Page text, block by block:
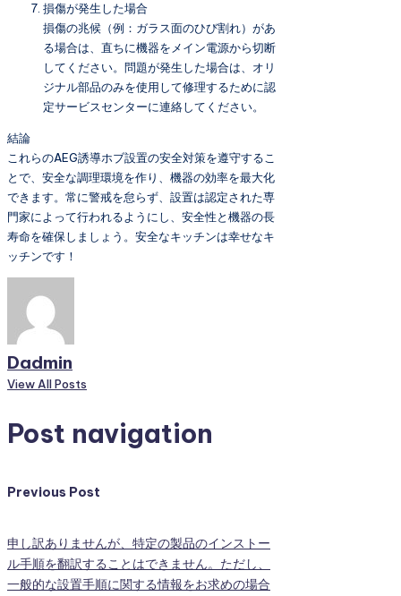
損傷が発生した場合
損傷の兆候（例：ガラス面のひび割れ）があ
る場合は、直ちに機器をメイン電源から切断
してください。問題が発生した場合は、オリ
ジナル部品のみを使用して修理するために認
定サービスセンターに連絡してください。
結論
これらのAEG誘導ホブ設置の安全対策を遵守するこ
とで、安全な調理環境を作り、機器の効率を最大化
できます。常に警戒を怠らず、設置は認定された専
門家によって行われるようにし、安全性と機器の長
寿命を確保しましょう。安全なキッチンは幸せなキ
ッチンです！
Dadmin
View All Posts
Post navigation
Previous Post
申し訳ありませんが、特定の製品のインストー
ル手順を翻訳することはできません。ただし、
一般的な設置手順に関する情報をお求めの場合